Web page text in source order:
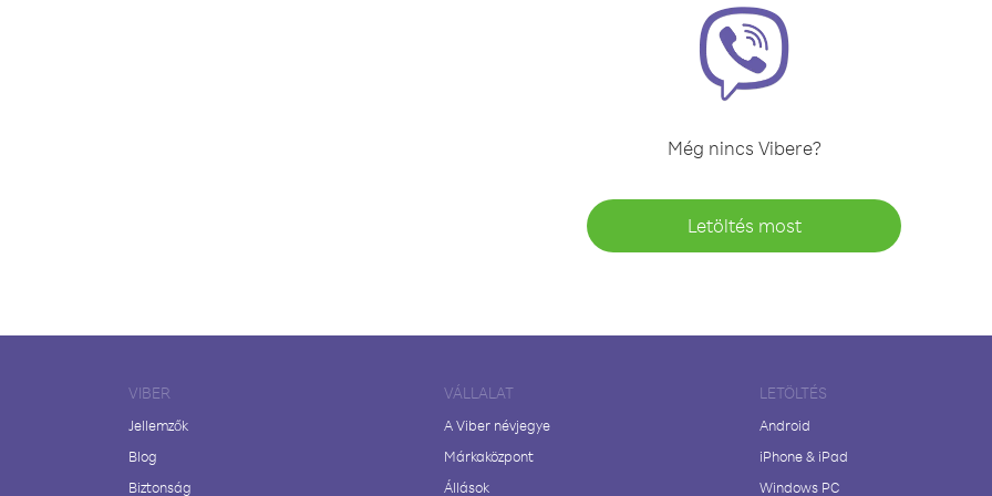
Még nincs Vibere?
Letöltés most
VIBER
Jellemzők
Blog
Biztonság
VÁLLALAT
A Viber névjegye
Márkaközpont
Állások
LETÖLTÉS
Android
iPhone & iPad
Windows PC